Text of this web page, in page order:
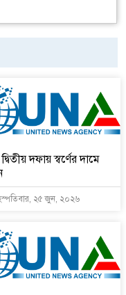
দ্বিতীয় দফায় স্বর্ণের দামে
২৫ জুন, ২০২৬